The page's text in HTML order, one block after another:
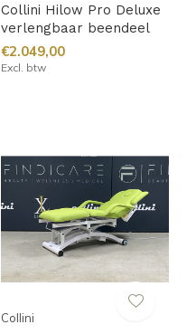
Collini Hilow Pro Deluxe
verlengbaar beendeel
€2.049,00
Excl. btw
Collini